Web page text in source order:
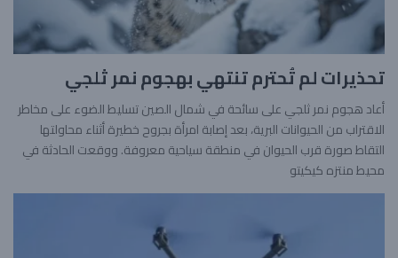
تحذيرات لم تُحترم تنتهي بهجوم نمر ثلجي
أعاد هجوم نمر ثلجي على سائحة في شمال الصين تسليط الضوء على مخاطر
الاقتراب من الحيوانات البرية، بعد إصابة امرأة بجروح خطيرة أثناء محاولتها
التقاط صورة قرب الحيوان في منطقة سياحية معروفة. ووقعت الحادثة في
محيط منتزه كيكيتو